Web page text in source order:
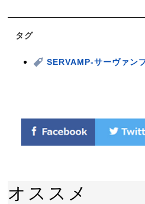
タグ
SERVAMP‐サーヴァン
オススメ